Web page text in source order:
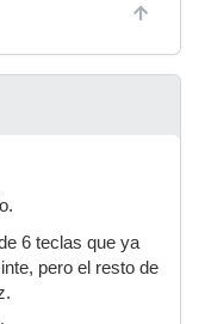
6 teclas que ya
pero el resto de